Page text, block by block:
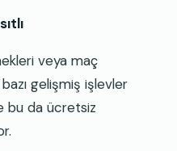
veya maç
gelişmiş işlevler
bu da ücretsiz